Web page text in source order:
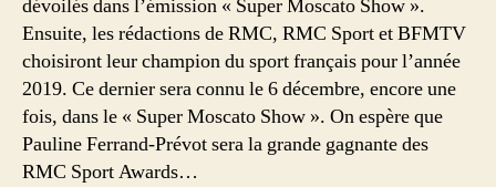
dévoilés dans l’émission « Super Moscato Show ».
Ensuite, les rédactions de RMC, RMC Sport et BFMTV
choisiront leur champion du sport français pour l’année
2019. Ce dernier sera connu le 6 décembre, encore une
fois, dans le « Super Moscato Show ». On espère que
Pauline Ferrand-Prévot sera la grande gagnante des
RMC Sport Awards…